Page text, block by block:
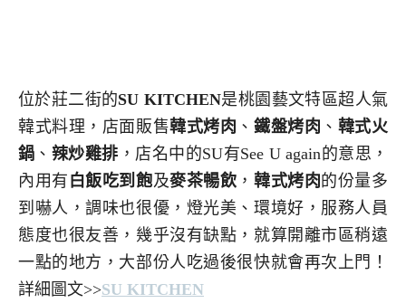
位於莊二街的SU KITCHEN是桃園藝文特區超人氣
韓式料理，店面販售韓式烤肉 、鐵盤烤肉 、 韓式火
鍋 、 辣炒雞排 ，店名中的SU有See U again的意思，
內用有 白飯吃到飽及麥茶暢飲 ，韓式烤肉 的份量多
到嚇人，調味也很優，燈光美、環境好，服務人員
態度也很友善，幾乎沒有缺點，就算開離市區稍遠
一點的地方，大部份人吃過後很快就會再次上門！
詳細圖文>>SU KITCHEN